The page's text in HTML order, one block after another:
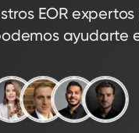
EOR
ayudarte